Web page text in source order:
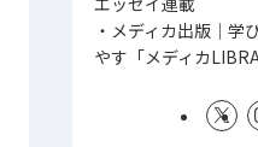
・メディカ出版│学
やす「メディカ